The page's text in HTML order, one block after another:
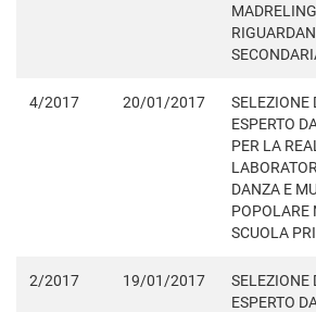
4/2017 20/01/2017
SELEZIONE
ESPERTO
PER LA
DANZA E
POPOLARE
SCUOLA
2/2017 19/01/2017
SELEZIONE
ESPERTO